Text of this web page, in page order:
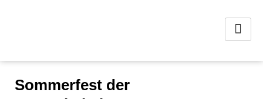
Sommerfest der